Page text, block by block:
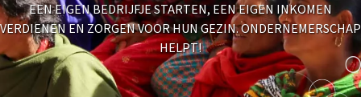
EEN EIGEN BEDRIJFJE STARTEN, EEN EIGEN INKOMEN
VERDIENEN EN ZORGEN VOOR HUN GEZIN. ONDERNEMERSCHAP
HELPT!